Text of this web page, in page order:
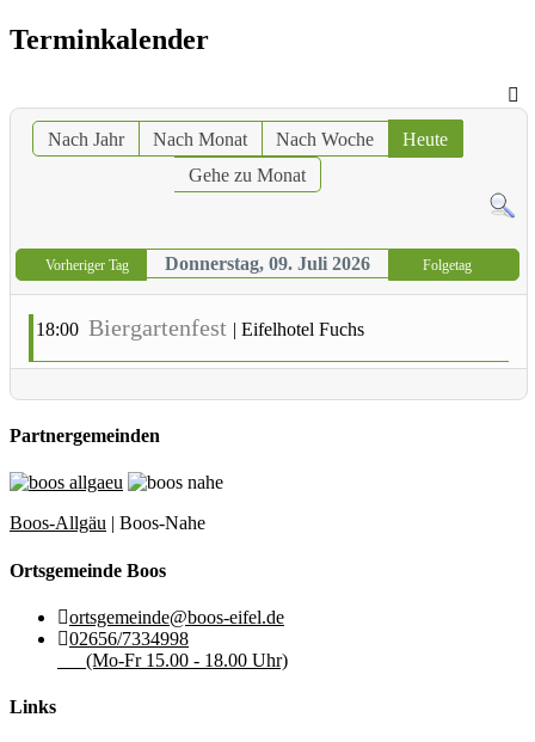
Terminkalender
Nach Jahr Nach Monat Nach Woche
Heute
Gehe zu Monat
Vorheriger Tag Donnerstag, 09. Juli 2026 Folgetag
18:00 Biergartenfest | Eifelhotel Fuchs
Partnergemeinden
Boos-Allgäu | Boos-Nahe
Ortsgemeinde Boos
ortsgemeinde@boos-eifel.de
02656/7334998
(Mo-Fr 15.00 - 18.00 Uhr)
Links